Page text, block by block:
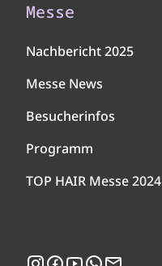
Messe
Nachbericht 2025
Messe News
Besucherinfos
Programm
TOP HAIR Messe 2024
Instagram
Facebook
YouTubeWhatsApp